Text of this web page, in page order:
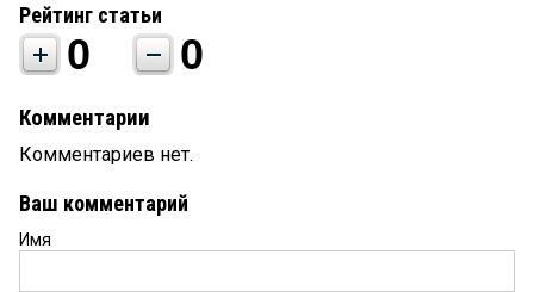
Рейтинг статьи
0 0
Комментарии
Комментариев нет.
Ваш комментарий
Имя